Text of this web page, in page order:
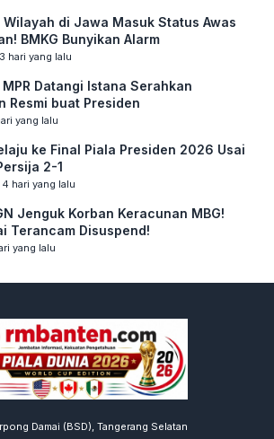
Wilayah di Jawa Masuk Status Awas
BMKG Bunyikan Alarm
hari yang lalu
Datangi Istana Serahkan
Resmi buat Presiden
yang lalu
ke Final Piala Presiden 2026 Usai
2-1
| 4 hari yang lalu
Jenguk Korban Keracunan MBG!
Terancam Disuspend!
yang lalu
Damai (BSD), Tangerang Selatan